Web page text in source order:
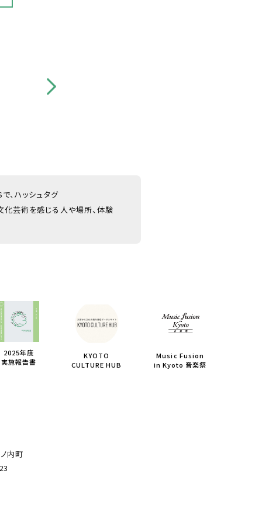
、ハッシュタグ
化芸術を感じる人や場所、体験
2025年度
実施報告書
KYOTO
CULTURE HUB
Music Fusion
in Kyoto 音楽祭
内町